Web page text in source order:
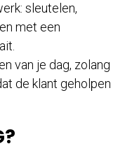
sleutelen,
met een
van je dag, zolang
de klant geholpen